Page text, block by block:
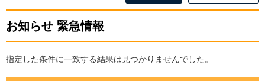
お知らせ 緊急情報
指定した条件に一致する結果は見つかりませんでした。